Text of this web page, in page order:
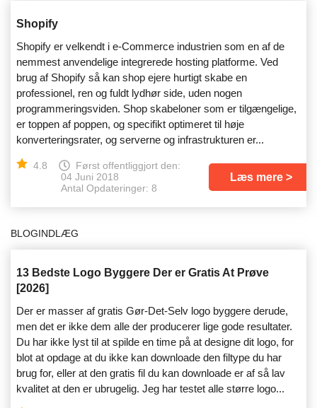
Shopify
Shopify er velkendt i e-Commerce industrien som en af de
nemmest anvendelige integrerede hosting platforme. Ved
brug af Shopify så kan shop ejere hurtigt skabe en
professionel, ren og fuldt lydhør side, uden nogen
programmeringsviden. Shop skabeloner som er tilgængelige,
er toppen af poppen, og specifikt optimeret til høje
konverteringsrater, og serverne og infrastrukturen er...
4.8
Først offentliggjort den:
04 Juni 2018
Antal Opdateringer: 8
Læs mere
BLOGINDLÆG
13 Bedste Logo Byggere Der er Gratis At Prøve
[2026]
Der er masser af gratis Gør-Det-Selv logo byggere derude,
men det er ikke dem alle der producerer lige gode resultater.
Du har ikke lyst til at spilde en time på at designe dit logo, for
blot at opdage at du ikke kan downloade den filtype du har
brug for, eller at den gratis fil du kan downloade er af så lav
kvalitet at den er ubrugelig. Jeg har testet alle større logo...